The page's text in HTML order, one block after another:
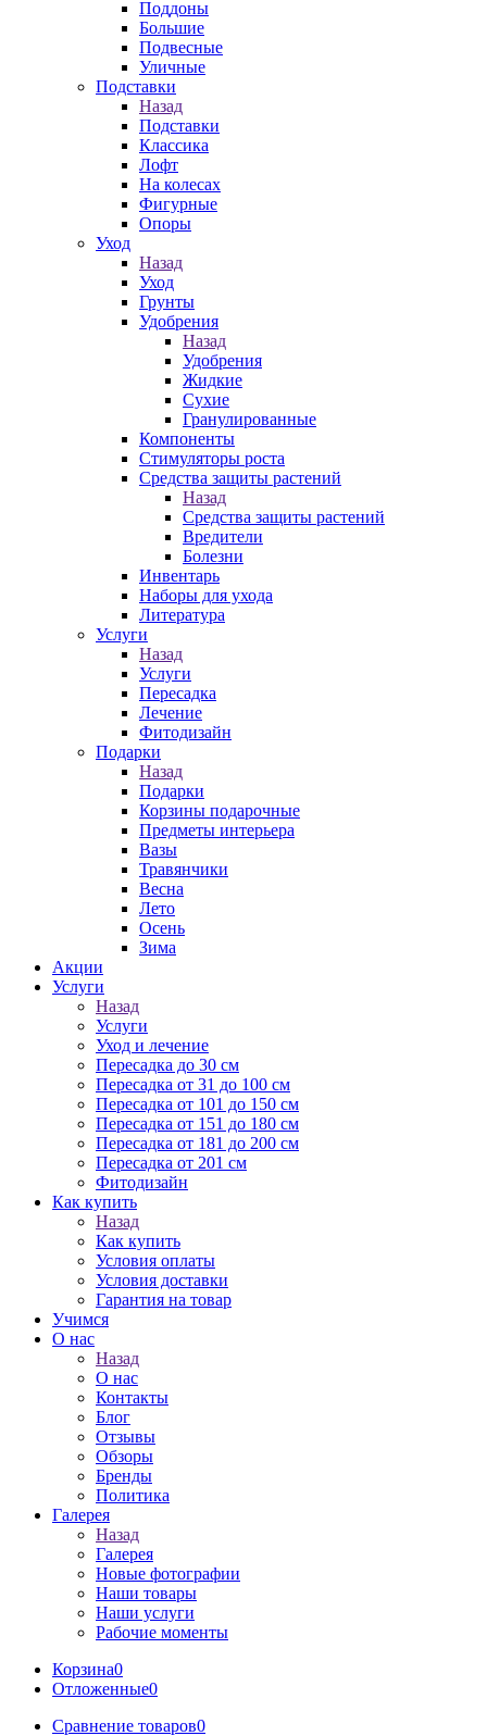
Поддоны
Большие
Подвесные
Уличные
Подставки
Назад
Подставки
Классика
Лофт
На колесах
Фигурные
Опоры
Уход
Назад
Уход
Грунты
Удобрения
Назад
Удобрения
Жидкие
Сухие
Гранулированные
Компоненты
Стимуляторы роста
Средства защиты растений
Назад
Средства защиты растений
Вредители
Болезни
Инвентарь
Наборы для ухода
Литература
Услуги
Назад
Услуги
Пересадка
Лечение
Фитодизайн
Подарки
Назад
Подарки
Корзины подарочные
Предметы интерьера
Вазы
Травянчики
Весна
Лето
Осень
Зима
Акции
Услуги
Назад
Услуги
Уход и лечение
Пересадка до 30 см
Пересадка от 31 до 100 см
Пересадка от 101 до 150 см
Пересадка от 151 до 180 см
Пересадка от 181 до 200 см
Пересадка от 201 см
Фитодизайн
Как купить
Назад
Как купить
Условия оплаты
Условия доставки
Гарантия на товар
Учимся
О нас
Назад
О нас
Контакты
Блог
Отзывы
Обзоры
Бренды
Политика
Галерея
Назад
Галерея
Новые фотографии
Наши товары
Наши услуги
Рабочие моменты
Корзина0
Отложенные0
Сравнение товаров0